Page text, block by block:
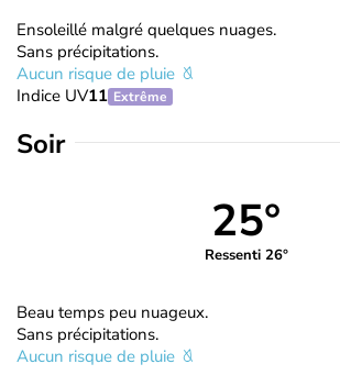
Ensoleillé malgré quelques nuages.
Sans précipitations.
Aucun risque de pluie
Indice UV11 Extrême
Soir
25°
Ressenti 26°
Beau temps peu nuageux.
Sans précipitations.
Aucun risque de pluie